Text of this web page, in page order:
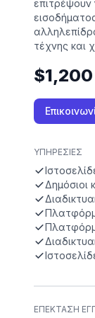
επιτρέψουν
τέχνης και
$1,200
ΥΠΗΡΕΣΊΕΣ
Δημόσιοι
ΕΠΈΚΤΑΣΗ